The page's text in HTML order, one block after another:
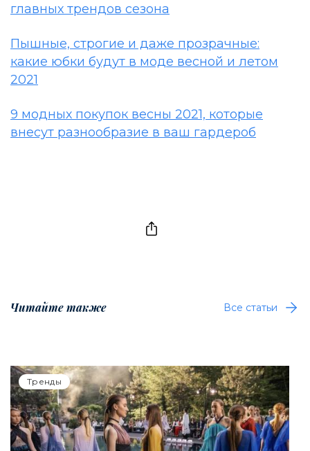
главных трендов сезона
Пышные, строгие и даже прозрачные:
какие юбки будут в моде весной и летом
2021
9 модных покупок весны 2021, которые
внесут разнообразие в ваш гардероб
Читайте также Все статьи